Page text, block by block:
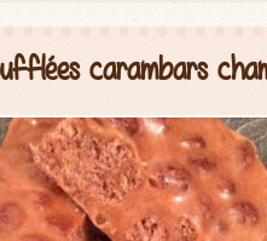
carambars